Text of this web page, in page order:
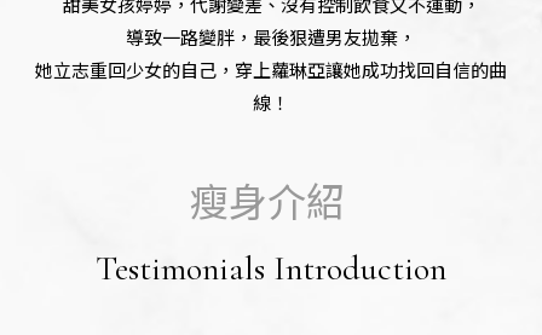
甜美女孩婷婷，代謝變差、沒有控制飲食又不運動，
導致一路變胖，最後狠遭男友拋棄，
她立志重回少女的自己，穿上蘿琳亞讓她成功找回自信的曲
線！
瘦身介紹
Testimonials Introduction